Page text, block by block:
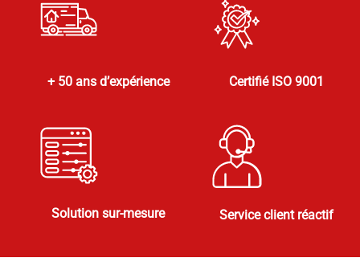
+ 50 ans d’expérience Certifié ISO 9001
Solution sur-mesure Service client réactif